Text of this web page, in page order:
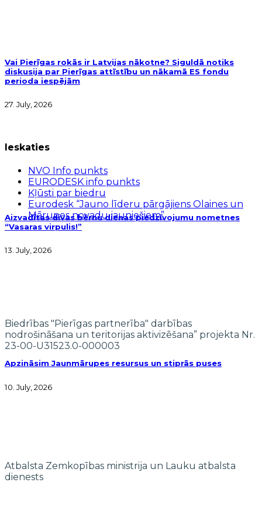
Vai Pierīgas rokās ir Latvijas nākotne? Siguldā notiks
diskusija par Pierīgas attīstību un nākamā ES fondu
perioda iespējām
27. July, 2026
Aizvadītas divas bērnu dienas piedzīvojumu nometnes
“Vasaras virpulis!”
13. July, 2026
Apzināsim Jaunmārupes resursus un stiprās puses
10. July, 2026
Ieskaties
NVO Info punkts
EURODESK info punkts
Kļūsti par biedru
Eurodesk “Jauno līderu pārgājiens Olaines un
Mārupes novadu jauniešiem”
Biedrības "Pierīgas partnerība" darbības
nodrošināšana un teritorijas aktivizēšana” projekta Nr.
23-00-U31523.0-000003
Atbalsta Zemkopības ministrija un Lauku atbalsta
dienests